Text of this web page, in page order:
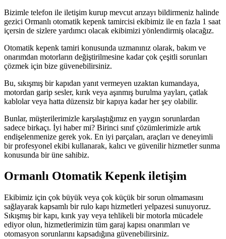
Bizimle telefon ile iletişim kurup mevcut arızayı bildirmeniz halinde
gezici Ormanlı otomatik kepenk tamircisi ekibimiz ile en fazla 1 saat
içersin de sizlere yardımcı olacak ekibimizi yönlendirmiş olacağız.
Otomatik kepenk tamiri konusunda uzmanınız olarak, bakım ve
onarımdan motorların değiştirilmesine kadar çok çeşitli sorunları
çözmek için bize güvenebilirsiniz.
Bu, sıkışmış bir kapıdan yanıt vermeyen uzaktan kumandaya,
motordan garip sesler, kırık veya aşınmış burulma yayları, çatlak
kablolar veya hatta düzensiz bir kapıya kadar her şey olabilir.
Bunlar, müşterilerimizle karşılaştığımız en yaygın sorunlardan
sadece birkaçı. İyi haber mi? Birinci sınıf çözümlerimizle artık
endişelenmenize gerek yok. En iyi parçaları, araçları ve deneyimli
bir profesyonel ekibi kullanarak, kalıcı ve güvenilir hizmetler sunma
konusunda bir üne sahibiz.
Ormanlı Otomatik Kepenk iletişim
Ekibimiz için çok büyük veya çok küçük bir sorun olmamasını
sağlayarak kapsamlı bir rulo kapı hizmetleri yelpazesi sunuyoruz.
Sıkışmış bir kapı, kırık yay veya tehlikeli bir motorla mücadele
ediyor olun, hizmetlerimizin tüm garaj kapısı onarımları ve
otomasyon sorunlarını kapsadığına güvenebilirsiniz.